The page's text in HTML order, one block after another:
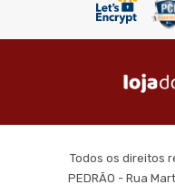
Todos os direitos
PEDRÃO - Rua